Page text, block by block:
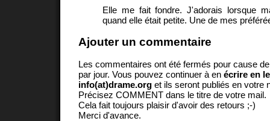
Elle me fait fondre. J'adorais lorsque
quand elle était petite. Une de mes
Ajouter un commentaire
Les commentaires ont été fermés pour cause
par jour. Vous pouvez continuer à en écrire en
info(at)drame.org et ils seront publiés en votre
Précisez COMMENT dans le titre de votre mail.
Cela fait toujours plaisir d'avoir des retours ;-)
Merci d'avance.